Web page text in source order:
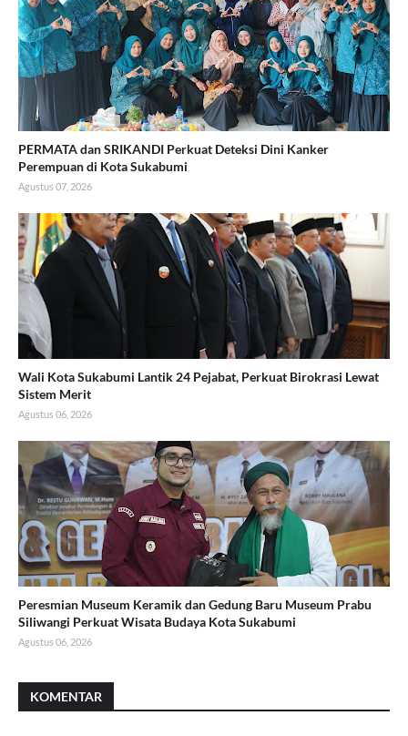
PERMATA dan SRIKANDI Perkuat Deteksi Dini Kanker
Perempuan di Kota Sukabumi
Agustus 07, 2026
Wali Kota Sukabumi Lantik 24 Pejabat, Perkuat Birokrasi Lewat
Sistem Merit
Agustus 06, 2026
Peresmian Museum Keramik dan Gedung Baru Museum Prabu
Siliwangi Perkuat Wisata Budaya Kota Sukabumi
Agustus 06, 2026
KOMENTAR